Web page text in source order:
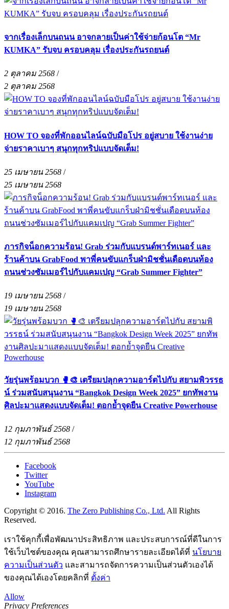
จากเรื่องเล็กบนถนน อาจกลายเป็นค่าใช้จ่ายก้อนโต “Mr
KUMKA” รับจบ ครอบคลุม เรื่องประกันรถยนต์
2 ตุลาคม 2568 /
2 ตุลาคม 2568
HOW TO จองที่พักออนไลน์ฉบับมือโปร อยู่สบาย ใช้งานง่าย
จ่ายราคาเบาๆ สนุกทุกทริปแบบจัดเต็ม!
25 เมษายน 2568 /
25 เมษายน 2568
ภารกิจน็อกความร้อน! Grab ร่วมกับแบรนด์พาร์ทเนอร์ และ
ร้านค้าบน GrabFood พาพี่คนขับแกร็บฝ่ามิชชั่นเดือดบนท้อง
ถนนช่วงซัมเมอร์ไปกับแคมเปญ “Grab Summer Fighter”
19 เมษายน 2568 /
19 เมษายน 2568
วัยรุ่นพร้อมบวก 🥊🎨 เตรียมปลุกความอาร์ตไปกับ สยามพิวรรธ
น์ ร่วมสนับสนุนงาน “Bangkok Design Week 2025” ยกทัพงาน
ศิลปะมาแสดงแบบจัดเต็ม! ตอกย้ำจุดยืน Creative Powerhouse
12 กุมภาพันธ์ 2568 /
12 กุมภาพันธ์ 2568
Facebook
Twitter
YouTube
Instagram
Copyright © 2016. The Zero Publishing Co., Ltd. All Rights
Reserved.
เราใช้คุกกี้เพื่อพัฒนาประสิทธิภาพ และประสบการณ์ที่ดีในการ
ใช้เว็บไซต์ของคุณ คุณสามารถศึกษารายละเอียดได้ที่ นโยบาย
ความเป็นส่วนตัว และสามารถจัดการความเป็นส่วนตัวเองได้
ของคุณได้เองโดยคลิกที่ ตั้งค่า
Allow
Privacy Preferences